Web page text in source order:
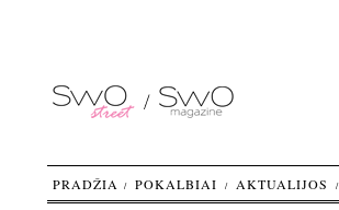
PRADŽIA POKALBIAI AKTUALIJOS